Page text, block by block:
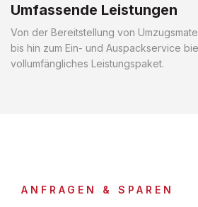
Umfassende Leistungen
Von der Bereitstellung von
bis hin zum Ein- und Auspackservice
vollumfängliches Leistungspaket.
ANFRAGEN & SPAREN